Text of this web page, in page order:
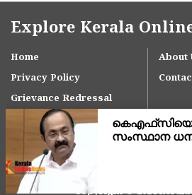
ബന്ധുക്കളുമായ റൂബി (35),ആശ(54),
Explore Kerala
Home
About
Privacy Policy
Grievance Redressal
Copyright © 2024